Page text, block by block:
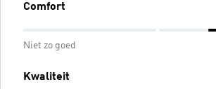
Comfort
Niet zo goed
Kwaliteit